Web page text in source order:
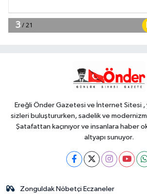
14:15
hasadı başladı
Ereğli Önder Gazetesi ve İnternet Sitesi ,
sizleri buluştururken, sadelik ve
Şatafattan kaçınıyor ve insanlara haber
altyapı sunuyor.
Zonguldak Nöbetçi Eczaneler